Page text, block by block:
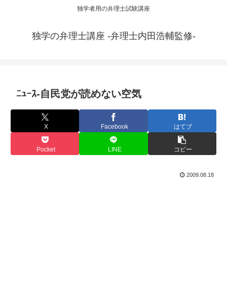
独学者用の弁理士試験講座
独学の弁理士講座 -弁理士内田浩輔監修-
ﾆｭｰｽ-自民党が読めない空気
X Facebook はてブ
Pocket LINE コピー
2009.08.18